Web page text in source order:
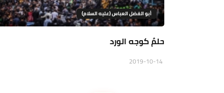
أبو الفضل العباس (عليه السلام)
حلمٌ كوجه الورد